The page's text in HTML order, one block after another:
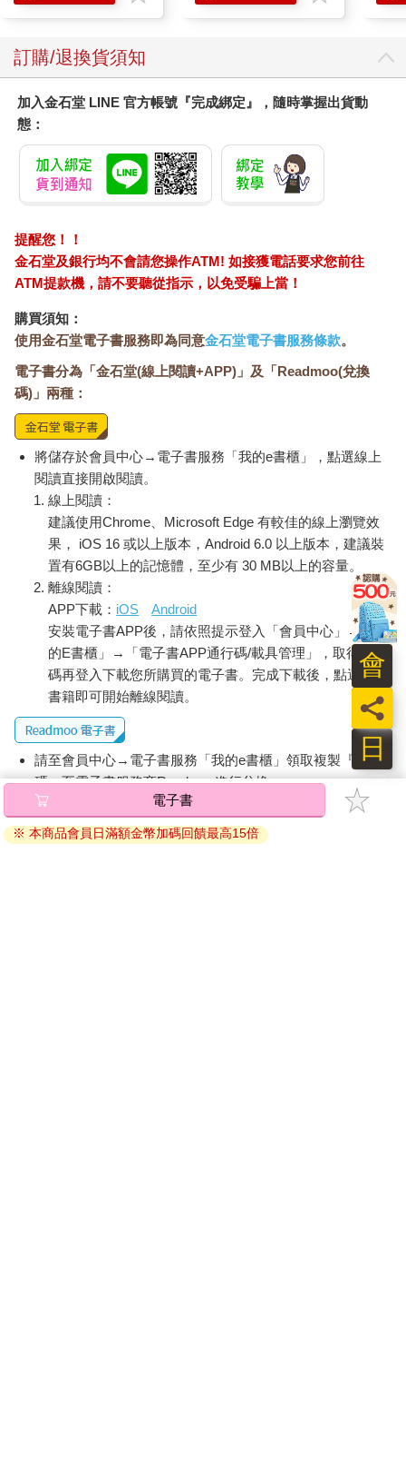
訂購/退換貨須知
加入金石堂 LINE 官方帳號『完成綁定』，隨時掌握出貨動
態：
提醒您！！
金石堂及銀行均不會請您操作ATM! 如接獲電話要求您前往
ATM提款機，請不要聽從指示，以免受騙上當！
購買須知：
使用金石堂電子書服務即為同意金石堂電子書服務條款。
電子書分為「金石堂(線上閱讀+APP)」及「Readmoo(兌換
碼)」兩種：
將儲存於會員中心→電子書服務「我的e書櫃」，點選線上
閱讀直接開啟閱讀。
線上閱讀：
建議使用Chrome、Microsoft Edge 有較佳的線上瀏覽效
果， iOS 16 或以上版本，Android 6.0 以上版本，建議裝
置有6GB以上的記憶體，至少有 30 MB以上的容量。
離線閱讀：
APP下載： iOS
Android
安裝電子書APP後，請依照提示登入「會員中心」→「我
的E書櫃」→「電子書APP通行碼/載具管理」，取得通行
碼再登入下載您所購買的電子書。完成下載後，點選任一
書籍即可開始離線閱讀。
請至會員中心→電子書服務「我的e書櫃」領取複製『兌換
碼』至電子書服務商Readmoo進行兌換。
退換貨須知：
因版權保護，您在金石堂所購買的電子書僅能以金石堂專屬
電子書
※ 本商品會員日滿額金幣加碼回饋最高15倍
日
員
會